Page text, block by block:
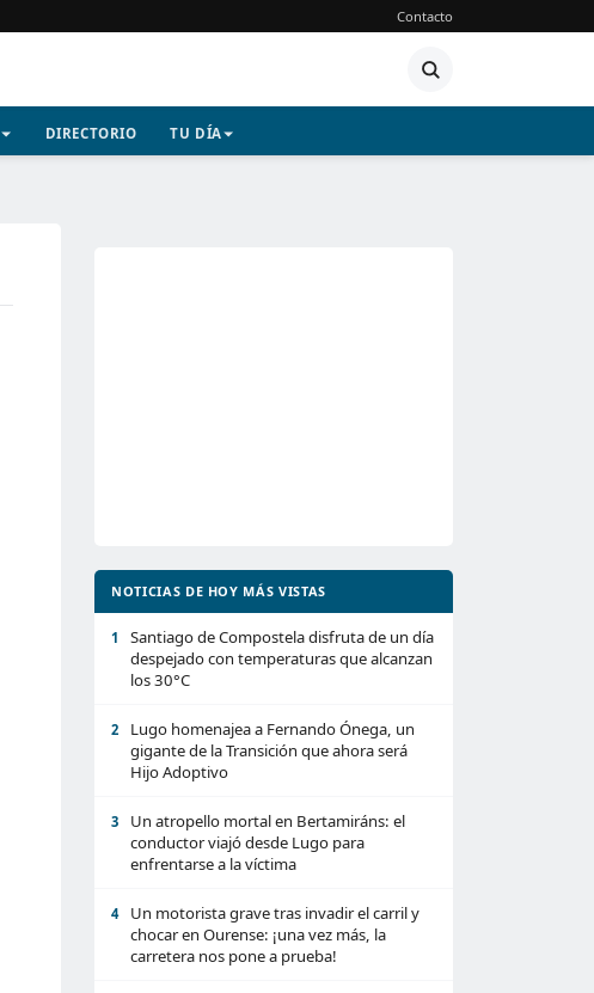
Contacto
DIRECTORIO TU DÍA
NOTICIAS DE HOY MÁS VISTAS
1
Santiago de Compostela disfruta de un día
despejado con temperaturas que alcanzan
los 30°C
2
Lugo homenajea a Fernando Ónega, un
gigante de la Transición que ahora será
Hijo Adoptivo
3
Un atropello mortal en Bertamiráns: el
conductor viajó desde Lugo para
enfrentarse a la víctima
4
Un motorista grave tras invadir el carril y
chocar en Ourense: ¡una vez más, la
carretera nos pone a prueba!